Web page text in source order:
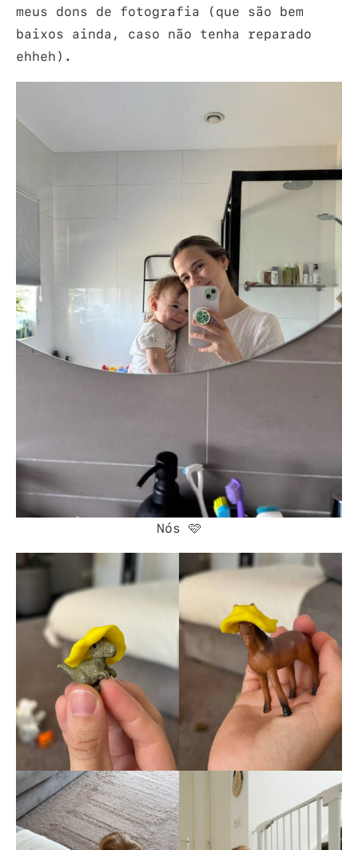
meus dons de fotografia (que são bem
baixos ainda, caso não tenha reparado
ehheh).
Nós 🩷